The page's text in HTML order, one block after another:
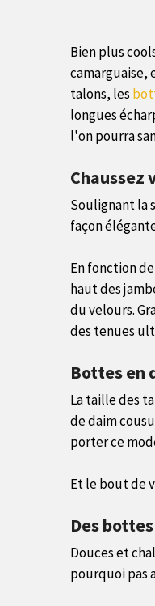
Bien plus
camarguaise,
talons, les
longues
l'on pourra
Chaussez
Soulignant la
façon
En fonction
haut des
du velours.
des tenues
Bottes en
La taille des
de daim
porter ce
Et le bout de
Des
Douces et
pourquoi pas